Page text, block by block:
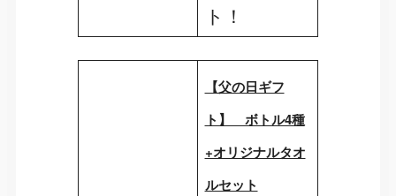
ト！
【父の日ギフ
ト】 ボトル4種
+オリジナルタオ
ルセット